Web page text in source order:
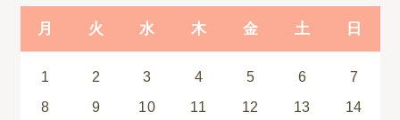
月 火 水 木 金 土 日
1 2 3 4 5 6
7
8
9 10 11 12 13
14